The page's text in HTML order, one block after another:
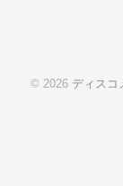
© 2026 ディスコ